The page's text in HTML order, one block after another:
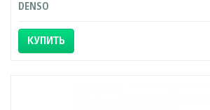
DENSO
КУПИТЬ